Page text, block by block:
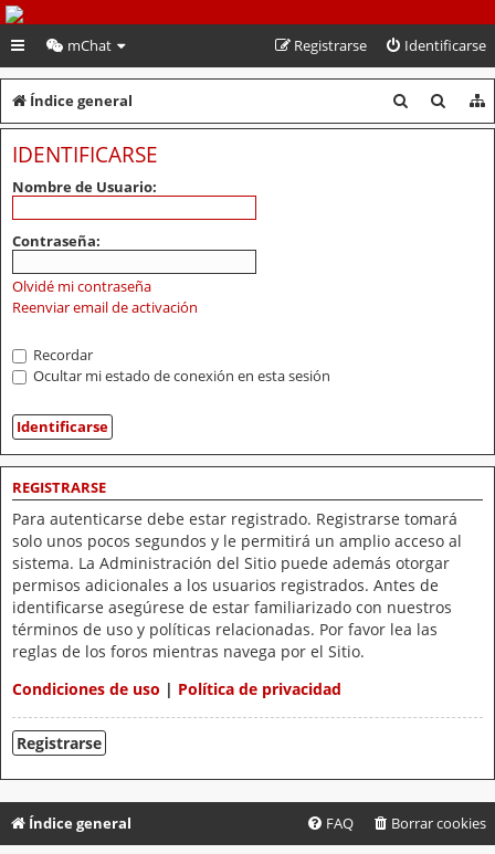
PeruVoley.com
mChat Identificarse
Registrarse
Índice general
u
u
IDENTIFICARSE
Nombre de Usuario:
Contraseña:
Olvidé mi contraseña
Reenviar email de activación
Recordar
Ocultar mi estado de conexión en esta sesión
REGISTRARSE
Para autenticarse debe estar registrado. Registrarse tomará
solo unos pocos segundos y le permitirá un amplio acceso al
sistema. La Administración del Sitio puede además otorgar
permisos adicionales a los usuarios registrados. Antes de
identificarse asegúrese de estar familiarizado con nuestros
términos de uso y políticas relacionadas. Por favor lea las
reglas de los foros mientras navega por el Sitio.
Condiciones de uso | Política de privacidad
Registrarse
Índice general Borrar cookies
FAQ